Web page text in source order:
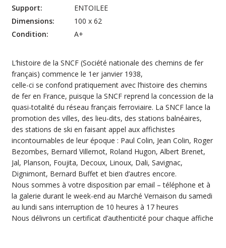
Support:
ENTOILEE
Dimensions:
100 x 62
Condition:
A+
L’histoire de la SNCF (Société nationale des chemins de fer
français) commence le 1er janvier 1938,
celle-ci se confond pratiquement avec l’histoire des chemins
de fer en France, puisque la SNCF reprend la concession de la
quasi-totalité du réseau français ferroviaire. La SNCF lance la
promotion des villes, des lieu-dits, des stations balnéaires,
des stations de ski en faisant appel aux affichistes
incontournables de leur époque : Paul Colin, Jean Colin, Roger
Bezombes, Bernard Villemot, Roland Hugon, Albert Brenet,
Jal, Planson, Foujita, Decoux, Linoux, Dali, Savignac,
Dignimont, Bernard Buffet et bien d’autres encore.
Nous sommes à votre disposition par email – téléphone et à
la galerie durant le week-end au Marché Vernaison du samedi
au lundi sans interruption de 10 heures à 17 heures
Nous délivrons un certificat d’authenticité pour chaque affiche